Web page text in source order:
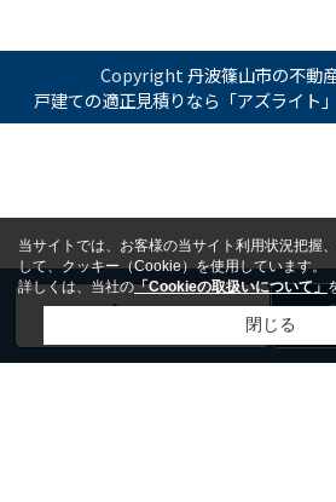
Copyright丹波篠山市の不動
戸建ての適正見積りなら「アズライト」
電話
当サイトでは、お客様の当サイト利用状況把握
して、クッキー（Cookie）を使用しています。
詳しくは、当社の「Cookieの取扱いについて」
閉じる